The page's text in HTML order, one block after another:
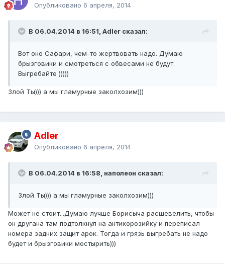
Опубликовано 6 апреля, 2014
В 06.04.2014 в 16:51, Adler сказал:
Вот оно Сафари, чем-то жертвовать надо. Думаю
брызговики и смотреться с обвесами не будут.
Выгребайте )))))
Злой Ты))) а мы гламурные заколхозим)))
Adler
Опубликовано 6 апреля, 2014
В 06.04.2014 в 16:58, наполеон сказал:
Злой Ты))) а мы гламурные заколхозим)))
Может не стоит...Думаю лучше Борисыча расшевелить, чтобы
он другана там подтолкнул на антикорозийку и переписал
номера задних защит арок. Тогда и грязь выгребать не надо
будет и брызговики мостырить)))